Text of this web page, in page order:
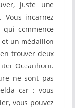
juste une
incarnez
commence
un médaillon
trouver deux
Oceanhorn.
ne sont pas
car : vous
vous pouvez